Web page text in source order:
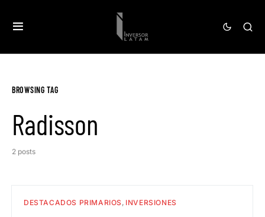
BROWSING TAG
Radisson
2 posts
DESTACADOS PRIMARIOS INVERSIONES